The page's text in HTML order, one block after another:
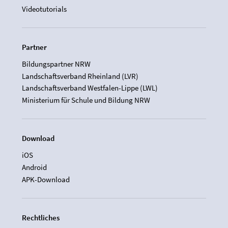
Videotutorials
Partner
Bildungspartner NRW
Landschaftsverband Rheinland (LVR)
Landschaftsverband Westfalen-Lippe (LWL)
Ministerium für Schule und Bildung NRW
Download
iOS
Android
APK-Download
Rechtliches